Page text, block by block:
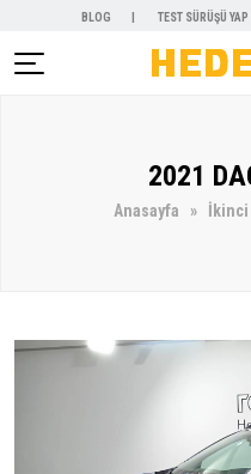
BLOG TEST SÜRÜŞÜ YAP
2021
Anasayfa İkinci